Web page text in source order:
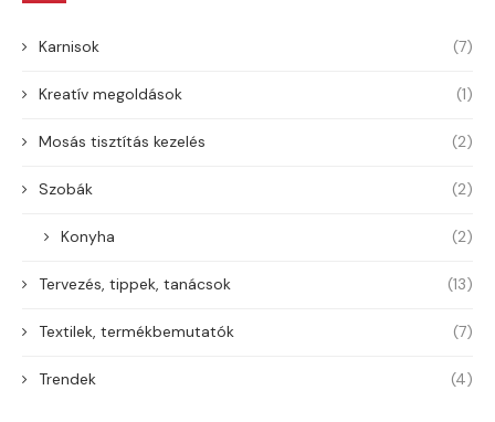
Karnisok (7)
Kreatív megoldások (1)
Mosás tisztítás kezelés (2)
Szobák (2)
Konyha (2)
Tervezés, tippek, tanácsok (13)
Textilek, termékbemutatók (7)
Trendek (4)